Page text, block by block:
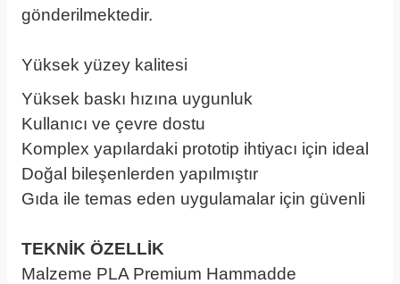
gönderilmektedir.
Yüksek yüzey kalitesi
Yüksek baskı hızına uygunluk
Kullanıcı ve çevre dostu
Komplex yapılardaki prototip ihtiyacı için ideal
Doğal bileşenlerden yapılmıştır
Gıda ile temas eden uygulamalar için güvenli
TEKNİK ÖZELLİK
Malzeme PLA Premium Hammadde